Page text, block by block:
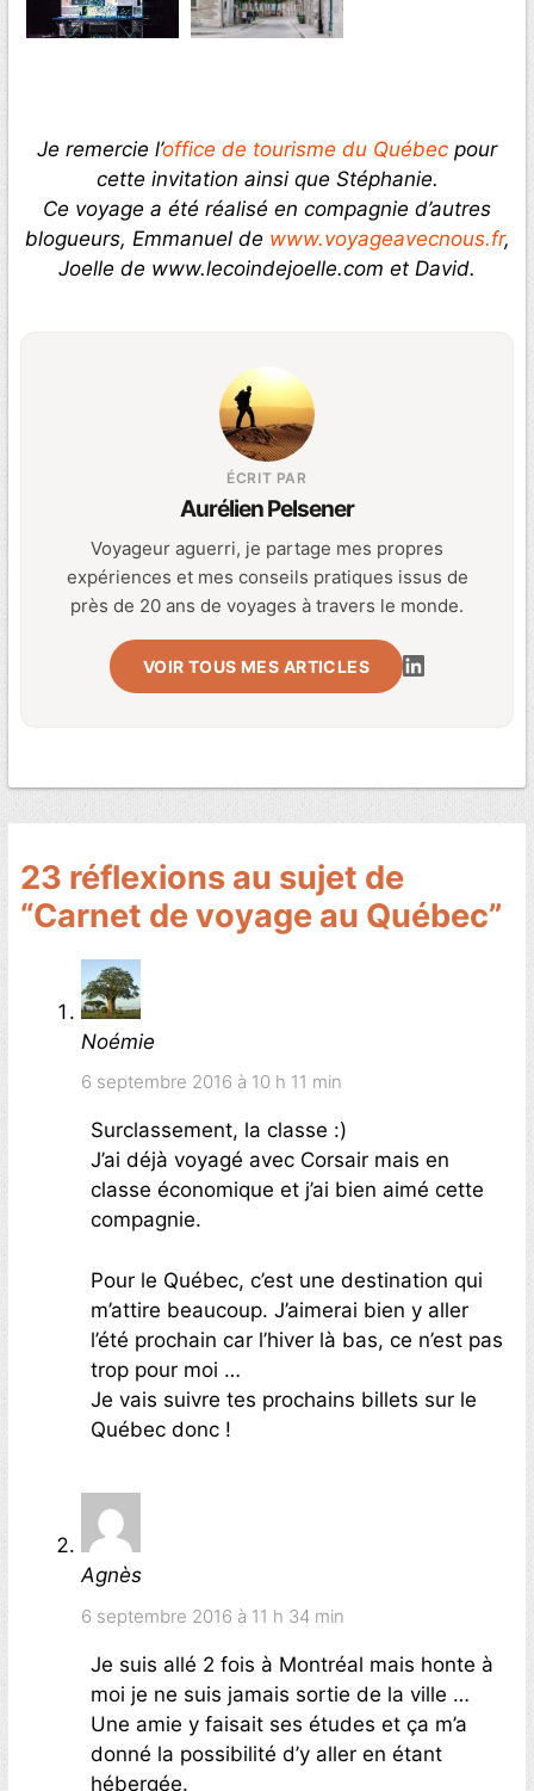
Je remercie l’office de tourisme du Québec pour
cette invitation ainsi que Stéphanie.
Ce voyage a été réalisé en compagnie d’autres
blogueurs, Emmanuel de www.voyageavecnous.fr,
Joelle de www.lecoindejoelle.com et David.
ÉCRIT PAR
Aurélien Pelsener
Voyageur aguerri, je partage mes propres
expériences et mes conseils pratiques issus de
près de 20 ans de voyages à travers le monde.
VOIR TOUS MES ARTICLES
23 réflexions au sujet de
“Carnet de voyage au Québec”
Noémie
6 septembre 2016 à 10 h 11 min
Surclassement, la classe :)
J’ai déjà voyagé avec Corsair mais en
classe économique et j’ai bien aimé cette
compagnie.
Pour le Québec, c’est une destination qui
m’attire beaucoup. J’aimerai bien y aller
l’été prochain car l’hiver là bas, ce n’est pas
trop pour moi …
Je vais suivre tes prochains billets sur le
Québec donc !
Agnès
6 septembre 2016 à 11 h 34 min
Je suis allé 2 fois à Montréal mais honte à
moi je ne suis jamais sortie de la ville …
Une amie y faisait ses études et ça m’a
donné la possibilité d’y aller en étant
hébergée.